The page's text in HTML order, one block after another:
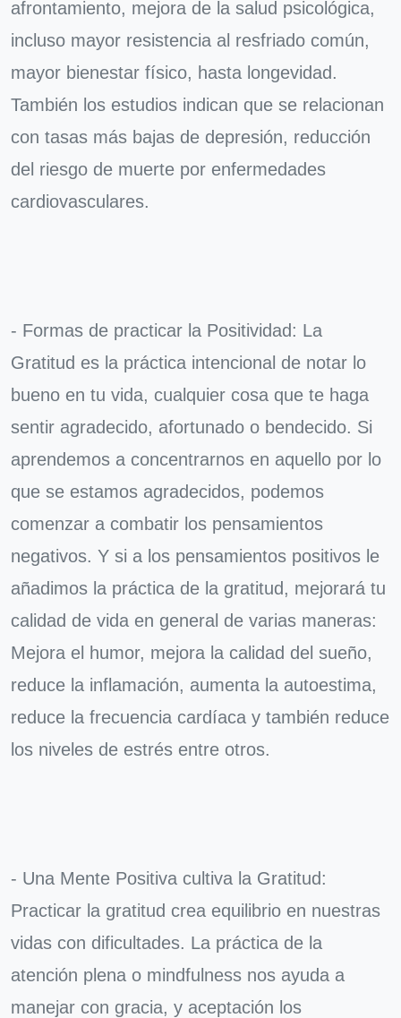
afrontamiento, mejora de la salud psicológica,
incluso mayor resistencia al resfriado común,
mayor bienestar físico, hasta longevidad.
También los estudios indican que se relacionan
con tasas más bajas de depresión, reducción
del riesgo de muerte por enfermedades
cardiovasculares.
- Formas de practicar la Positividad: La
Gratitud es la práctica intencional de notar lo
bueno en tu vida, cualquier cosa que te haga
sentir agradecido, afortunado o bendecido. Si
aprendemos a concentrarnos en aquello por lo
que se estamos agradecidos, podemos
comenzar a combatir los pensamientos
negativos. Y si a los pensamientos positivos le
añadimos la práctica de la gratitud, mejorará tu
calidad de vida en general de varias maneras:
Mejora el humor, mejora la calidad del sueño,
reduce la inflamación, aumenta la autoestima,
reduce la frecuencia cardíaca y también reduce
los niveles de estrés entre otros.
- Una Mente Positiva cultiva la Gratitud:
Practicar la gratitud crea equilibrio en nuestras
vidas con dificultades. La práctica de la
atención plena o mindfulness nos ayuda a
manejar con gracia, y aceptación los